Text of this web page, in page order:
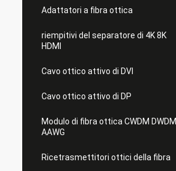
Adattatori a fibra ottica
riempitivi del separatore di 4K 8K
HDMI
Cavo ottico attivo di DVI
Cavo ottico attivo di DP
Modulo di fibra ottica CWDM DWDM
AAWG
Ricetrasmettitori ottici della fibra